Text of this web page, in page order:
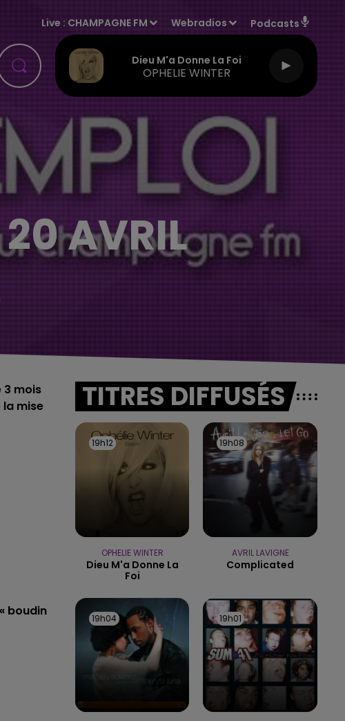
Live : CHAMPAGNE FM Webradios Podcasts
Dieu M'a Donne La Foi
OPHELIE WINTER
6h00 - 10h00
LA FAMILLE
20 AVRIL
3 mois
mise
boudin
TITRES DIFFUSÉS
19h12
19h12
OPHELIE WINTER
Dieu M'a Donne La
Foi
19h08
19h08
AVRIL LAVIGNE
Complicated
19h04
19h04 19h01
19h01